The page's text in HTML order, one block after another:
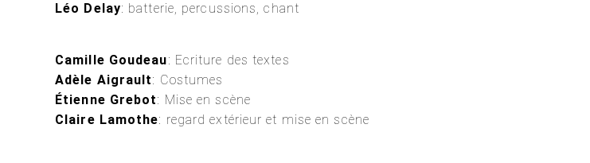
Léo Delay: batterie, percussions, chant
Camille Goudeau: Ecriture des textes
Adèle Aigrault: Costumes
Étienne Grebot: Mise en scène
Claire Lamothe: regard extérieur et mise en scène